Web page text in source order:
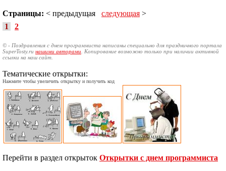
Страницы: < предыдущая следующая >
1
2
© - Поздравления с днем программиста написаны специально для праздничного портала
SuperTosty.ru нашими авторами . Копирование возможно только при наличии активной
ссылки на наш сайт.
Тематические открытки:
Нажмите чтобы увеличить открытку и получить код
Перейти в раздел открыток Открытки с днем программиста